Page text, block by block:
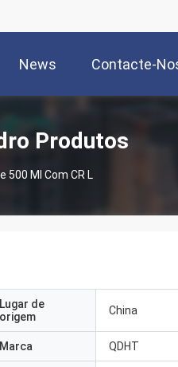
News Contacte-
Produtos
500 Ml Com CR L
Lugar de
origem
China
Marca QDHT